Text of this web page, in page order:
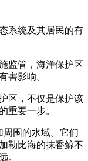
系统及其居民的有
监管，海洋保护区
害影响。
区，不仅是保护该
重要一步。
周围的水域。它们
勒比海的抹香鲸不
。